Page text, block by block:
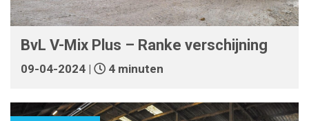
BvL V-Mix Plus – Ranke verschijning
09-04-2024 | 4 minuten